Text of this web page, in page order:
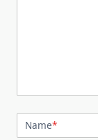
Name*